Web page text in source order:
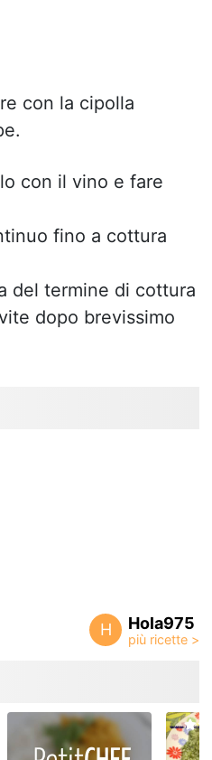
con la cipolla
con il vino e fare
fino a cottura
del termine di cottura
dopo brevissimo
H Hola975